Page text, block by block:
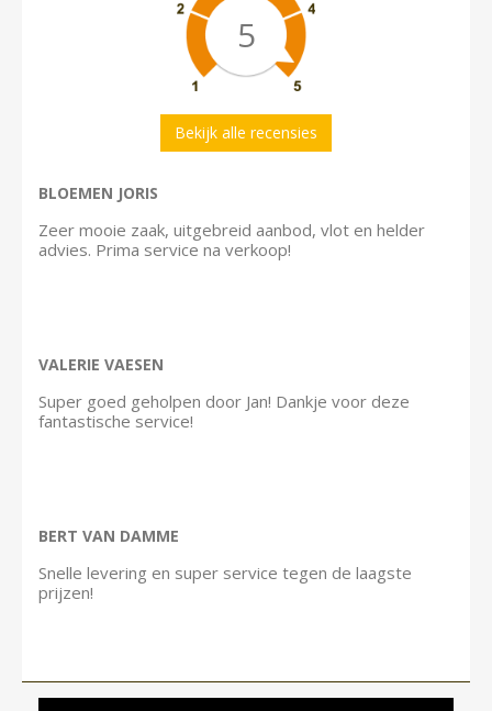
5
Bekijk alle recensies
BLOEMEN JORIS
Zeer mooie zaak, uitgebreid aanbod, vlot en helder
advies. Prima service na verkoop!
VALERIE VAESEN
Super goed geholpen door Jan! Dankje voor deze
fantastische service!
BERT VAN DAMME
Snelle levering en super service tegen de laagste
prijzen!